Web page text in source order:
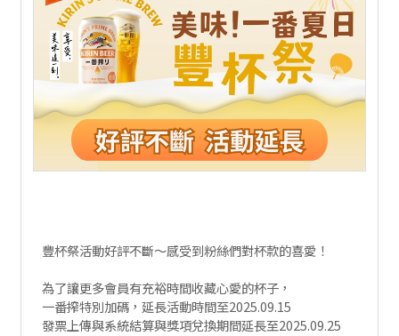
豐杯祭活動好評不斷～感受到粉絲們對杯款的喜愛！
為了讓更多會員有充裕時間收藏心愛的杯子，
一番搾特別加碼，延長活動時間至2025.09.15
發票上傳與系統結算與獎項兌換期間延長至2025.09.25